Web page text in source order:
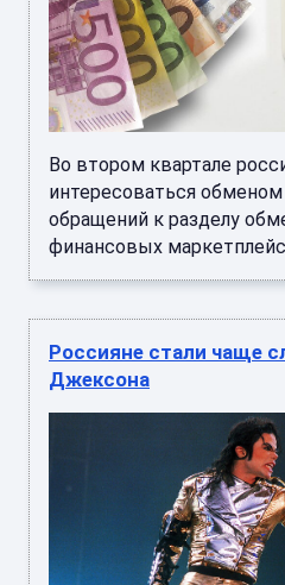
Во втором квартале
интересоваться
обращений к разделу
финансовых
Россияне стали чаще
Джексона